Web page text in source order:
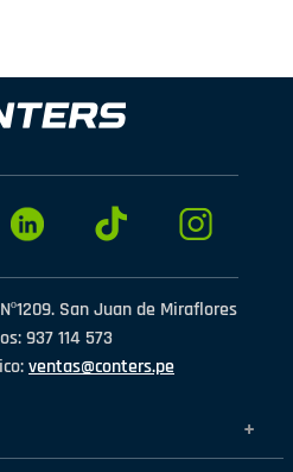
San Juan de Miraflores
937 114 573
ventas@conters.pe
+